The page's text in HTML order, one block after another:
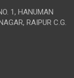
1, HANUMAN
RAIPUR C.G.